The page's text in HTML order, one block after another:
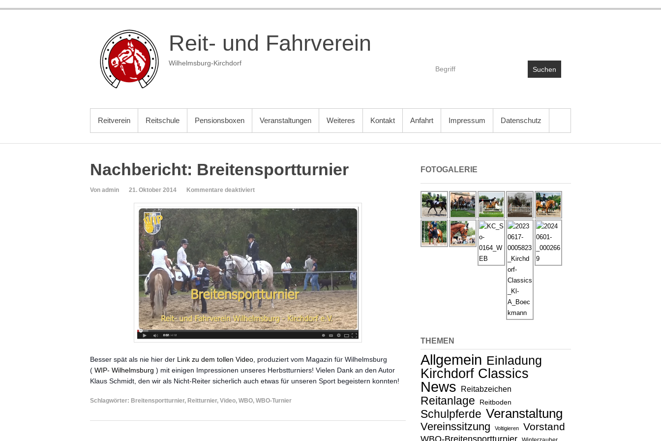
Reit- und Fahrverein
Wilhelmsburg-Kirchdorf
Suchen
PRIMÄRES MENÜ
Reitverein Reitschule Pensionsboxen Veranstaltungen Weiteres Kontakt Anfahrt Impressum Datenschutz
Nachbericht: Breitensportturnier
Von admin 21. Oktober 2014 Kommentare deaktiviertfür
Breitensportturnier
Besser spät als nie hier der Link zu dem tollen Video , produziert vom Magazin für Wilhelmsburg
( WIP- Wilhelmsburg ) mit einigen Impressionen unseres Herbstturniers! Vielen Dank an den Autor
Klaus Schmidt, den wir als Nicht-Reiter sicherlich auch etwas für unseren Sport begeistern konnten!
Schlagwörter: Breitensportturnier, Reitturnier, Video, WBO, WBO-Turnier
FOTOGALERIE
THEMEN
Allgemein Einladung
Kirchdorf Classics
News Reitabzeichen
Reitanlage Reitboden
Schulpferde Veranstaltung
Vereinssitzung Voltigieren Vorstand
WBO-Breitensportturnier